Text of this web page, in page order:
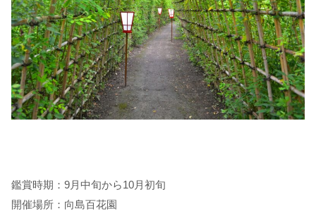
鑑賞時期：9月中旬から10月初旬
開催場所：向島百花園